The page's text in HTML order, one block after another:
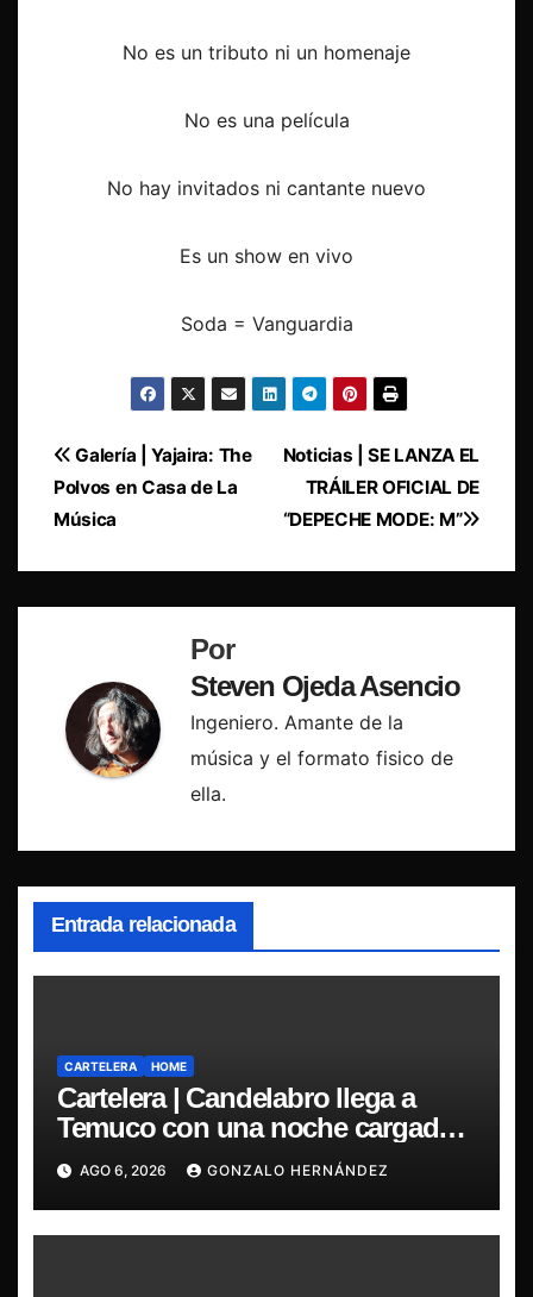
No es un tributo ni un homenaje
No es una película
No hay invitados ni cantante nuevo
Es un show en vivo
Soda = Vanguardia
Navegación
de
Noticias | SE LANZA EL
TRÁILER OFICIAL DE
“DEPECHE MODE: M”
Galería | Yajaira: The
Polvos en Casa de La
Música
Por
Steven Ojeda Asencio
Ingeniero. Amante de la
música y el formato fisico de
ella.
Entrada relacionada
CARTELERA HOME
Cartelera | Candelabro llega a
Temuco con una noche cargada
de indie
AGO 6, 2026 GONZALO HERNÁNDEZ